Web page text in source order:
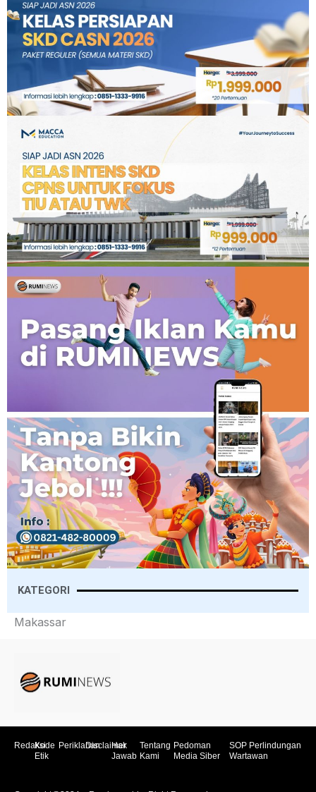
KATEGORI
Makassar
RedaksiKode
Etik
PeriklananDisclaimer
Hak
Jawab
Tentang
Kami
Pedoman
Media Siber
SOP Perlindungan
Wartawan